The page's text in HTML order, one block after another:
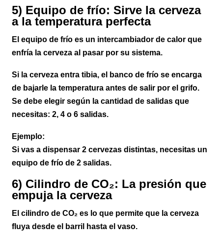
5) Equipo de frío: Sirve la cerveza
a la temperatura perfecta
El equipo de frío es un intercambiador de calor que
enfría la cerveza al pasar por su sistema.
Si la cerveza entra tibia, el banco de frío se encarga
de bajarle la temperatura antes de salir por el grifo.
Se debe elegir según la cantidad de salidas que
necesitas: 2, 4 o 6 salidas.
Ejemplo:
Si vas a dispensar 2 cervezas distintas, necesitas un
equipo de frío de 2 salidas.
6) Cilindro de CO₂: La presión que
empuja la cerveza
El cilindro de CO₂ es lo que permite que la cerveza
fluya desde el barril hasta el vaso.